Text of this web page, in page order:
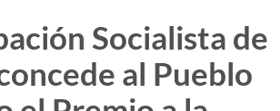
Socialista de
al Pueblo